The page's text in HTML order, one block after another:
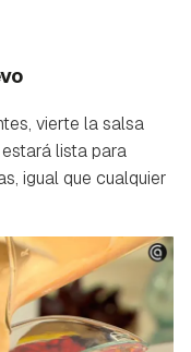
vierte la salsa
lista para
igual que cualquier